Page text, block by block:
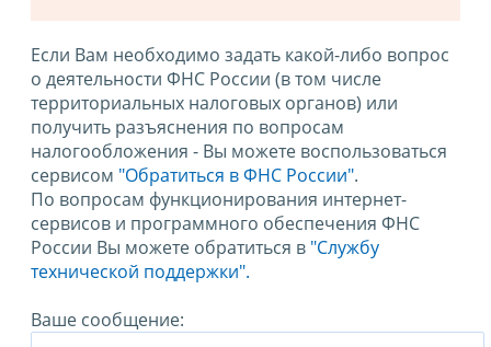
Если Вам необходимо задать какой-либо вопрос
о деятельности ФНС России (в том числе
территориальных налоговых органов) или
получить разъяснения по вопросам
налогообложения - Вы можете воспользоваться
сервисом "Обратиться в ФНС России".
По вопросам функционирования интернет-
сервисов и программного обеспечения ФНС
России Вы можете обратиться в "Службу
технической поддержки".
Ваше сообщение: